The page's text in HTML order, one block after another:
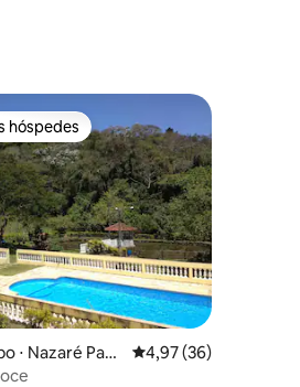
hóspedes
hóspedes
⋅ Nazaré Pauli
4,97 de uma
4,97 (36)